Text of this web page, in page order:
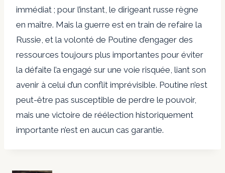
immédiat ; pour l’instant, le dirigeant russe règne
en maître. Mais la guerre est en train de refaire la
Russie, et la volonté de Poutine d’engager des
ressources toujours plus importantes pour éviter
la défaite l’a engagé sur une voie risquée, liant son
avenir à celui d’un conflit imprévisible. Poutine n’est
peut-être pas susceptible de perdre le pouvoir,
mais une victoire de réélection historiquement
importante n’est en aucun cas garantie.